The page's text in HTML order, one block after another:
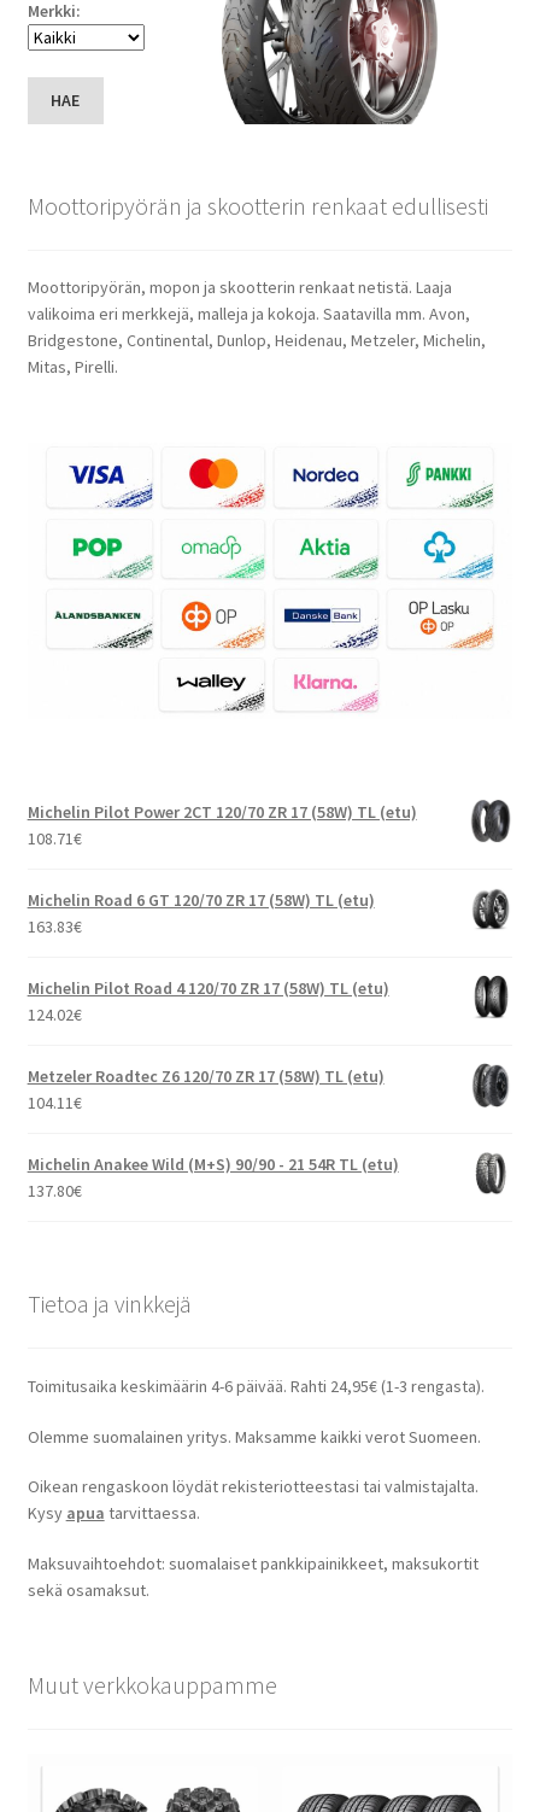
Merkki:
HAE
Moottoripyörän ja skootterin renkaat edullisesti
Moottoripyörän, mopon ja skootterin renkaat netistä. Laaja
valikoima eri merkkejä, malleja ja kokoja. Saatavilla mm. Avon,
Bridgestone, Continental, Dunlop, Heidenau, Metzeler, Michelin,
Mitas, Pirelli.
Michelin Pilot Power 2CT 120/70 ZR 17 (58W) TL (etu)
108.71€
Michelin Road 6 GT 120/70 ZR 17 (58W) TL (etu)
163.83€
Michelin Pilot Road 4 120/70 ZR 17 (58W) TL (etu)
124.02€
Metzeler Roadtec Z6 120/70 ZR 17 (58W) TL (etu)
104.11€
Michelin Anakee Wild (M+S) 90/90 - 21 54R TL (etu)
137.80€
Tietoa ja vinkkejä
Toimitusaika keskimäärin 4-6 päivää. Rahti 24,95€ (1-3 rengasta).
Olemme suomalainen yritys. Maksamme kaikki verot Suomeen.
Oikean rengaskoon löydät rekisteriotteestasi tai valmistajalta.
Kysy apua tarvittaessa.
Maksuvaihtoehdot: suomalaiset pankkipainikkeet, maksukortit
sekä osamaksut.
Muut verkkokauppamme